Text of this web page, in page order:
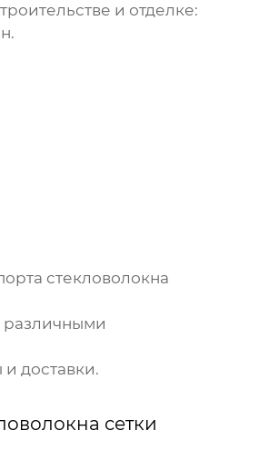
и отделке:
стекловолокна
различными
доставки.
сетки